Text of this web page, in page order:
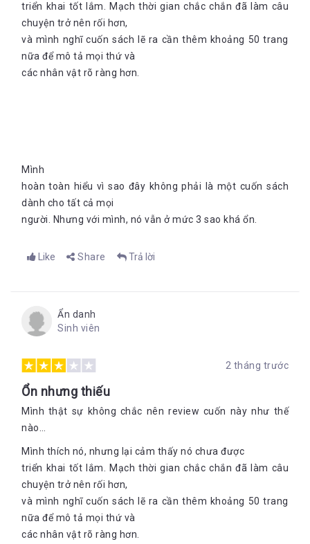
triển khai tốt lắm. Mạch thời gian chắc chắn đã làm câu
chuyện trở nên rối hơn,
và mình nghĩ cuốn sách lẽ ra cần thêm khoảng 50 trang
nữa để mô tả mọi thứ và
các nhân vật rõ ràng hơn.
Mình
hoàn toàn hiểu vì sao đây không phải là một cuốn sách
dành cho tất cả mọi
người. Nhưng với mình, nó vẫn ở mức 3 sao khá ổn.
Like Share Trả lời
Ẩn danh
Sinh viên
2 tháng trước
Ổn nhưng thiếu
Mình thật sự không chắc nên review cuốn này như thế
nào…
Mình thích nó, nhưng lại cảm thấy nó chưa được
triển khai tốt lắm. Mạch thời gian chắc chắn đã làm câu
chuyện trở nên rối hơn,
và mình nghĩ cuốn sách lẽ ra cần thêm khoảng 50 trang
nữa để mô tả mọi thứ và
các nhân vật rõ ràng hơn.